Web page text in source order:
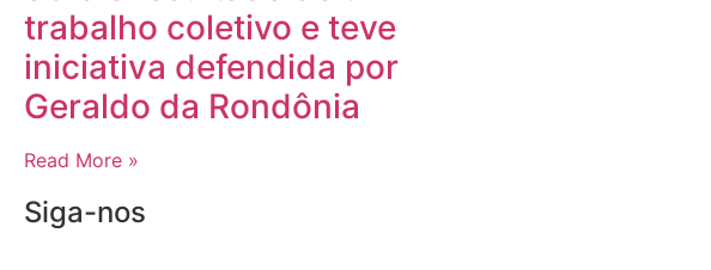
trabalho coletivo e teve
iniciativa defendida por
Geraldo da Rondônia
Read More »
Siga-nos